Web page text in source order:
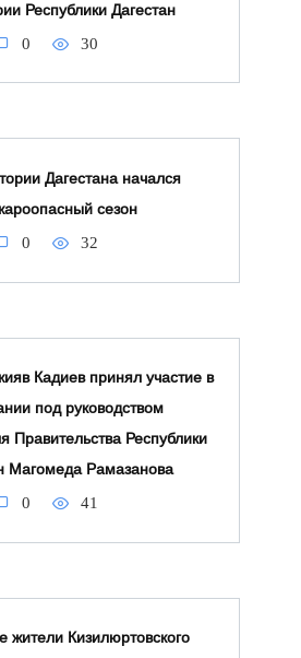
Республики Дагестан
0 30
Дагестана начался
сезон
0 32
Кадиев принял участие в
под руководством
Правительства Республики
Магомеда Рамазанова
0 41
жители Кизилюртовского